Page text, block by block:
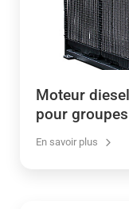
Moteur
pour
En savoir plus